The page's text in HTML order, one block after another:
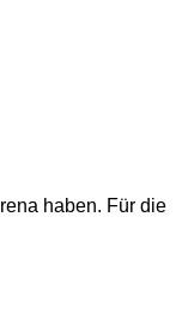
haben. Für die